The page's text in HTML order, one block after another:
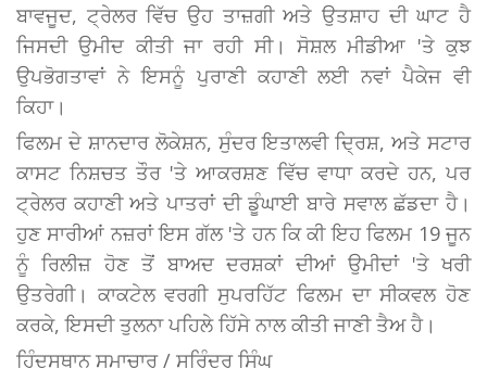
ਬਾਵਜੂਦ, ਟ੍ਰੇਲਰ ਵਿੱਚ ਉਹ ਤਾਜ਼ਗੀ ਅਤੇ ਉਤਸ਼ਾਹ ਦੀ ਘਾਟ ਹੈ
ਜਿਸਦੀ ਉਮੀਦ ਕੀਤੀ ਜਾ ਰਹੀ ਸੀ। ਸੋਸ਼ਲ ਮੀਡੀਆ 'ਤੇ ਕੁਝ
ਉਪਭੋਗਤਾਵਾਂ ਨੇ ਇਸਨੂੰ ਪੁਰਾਣੀ ਕਹਾਣੀ ਲਈ ਨਵਾਂ ਪੈਕੇਜ ਵੀ
ਕਿਹਾ।
ਫਿਲਮ ਦੇ ਸ਼ਾਨਦਾਰ ਲੋਕੇਸ਼ਨ, ਸੁੰਦਰ ਇਤਾਲਵੀ ਦ੍ਰਿਸ਼, ਅਤੇ ਸਟਾਰ
ਕਾਸਟ ਨਿਸ਼ਚਤ ਤੌਰ 'ਤੇ ਆਕਰਸ਼ਣ ਵਿੱਚ ਵਾਧਾ ਕਰਦੇ ਹਨ, ਪਰ
ਟ੍ਰੇਲਰ ਕਹਾਣੀ ਅਤੇ ਪਾਤਰਾਂ ਦੀ ਡੂੰਘਾਈ ਬਾਰੇ ਸਵਾਲ ਛੱਡਦਾ ਹੈ।
ਹੁਣ ਸਾਰੀਆਂ ਨਜ਼ਰਾਂ ਇਸ ਗੱਲ 'ਤੇ ਹਨ ਕਿ ਕੀ ਇਹ ਫਿਲਮ 19 ਜੂਨ
ਨੂੰ ਰਿਲੀਜ਼ ਹੋਣ ਤੋਂ ਬਾਅਦ ਦਰਸ਼ਕਾਂ ਦੀਆਂ ਉਮੀਦਾਂ 'ਤੇ ਖਰੀ
ਉਤਰੇਗੀ। ਕਾਕਟੇਲ ਵਰਗੀ ਸੁਪਰਹਿੱਟ ਫਿਲਮ ਦਾ ਸੀਕਵਲ ਹੋਣ
ਕਰਕੇ, ਇਸਦੀ ਤੁਲਨਾ ਪਹਿਲੇ ਹਿੱਸੇ ਨਾਲ ਕੀਤੀ ਜਾਣੀ ਤੈਅ ਹੈ।
ਹਿੰਦੂਸਥਾਨ ਸਮਾਚਾਰ / ਸੁਰਿੰਦਰ ਸਿੰਘ